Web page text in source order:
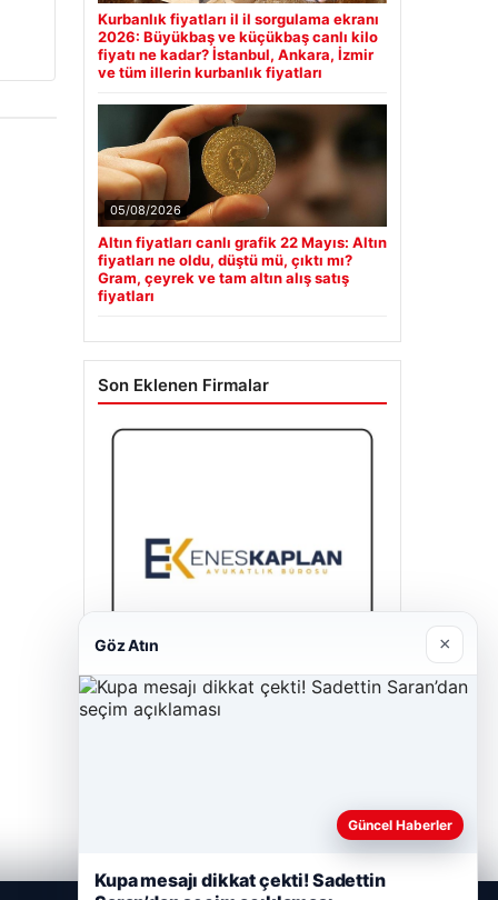
Kurbanlık fiyatları il il sorgulama ekranı
2026: Büyükbaş ve küçükbaş canlı kilo
fiyatı ne kadar? İstanbul, Ankara, İzmir
ve tüm illerin kurbanlık fiyatları
05/08/2026
Altın fiyatları canlı grafik 22 Mayıs: Altın
fiyatları ne oldu, düştü mü, çıktı mı?
Gram, çeyrek ve tam altın alış satış
fiyatları
Son Eklenen Firmalar
Enes Kaplan Avukatlık Bürosu
Göz Atın ×
Güncel Haberler
Kupa mesajı dikkat çekti! Sadettin